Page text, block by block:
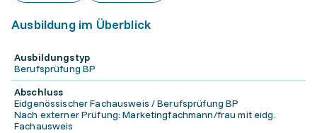
Ausbildung im Überblick
Ausbildungstyp
Berufsprüfung BP
Abschluss
Eidgenössischer Fachausweis / Berufsprüfung BP
Nach externer Prüfung: Marketingfachmann/frau mit eidg.
Fachausweis